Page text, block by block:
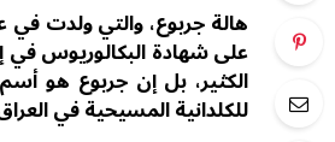
على شهادة البكالوريوس في
الكثير، بل إن جربوع هو
للكلدانية المسيحية في